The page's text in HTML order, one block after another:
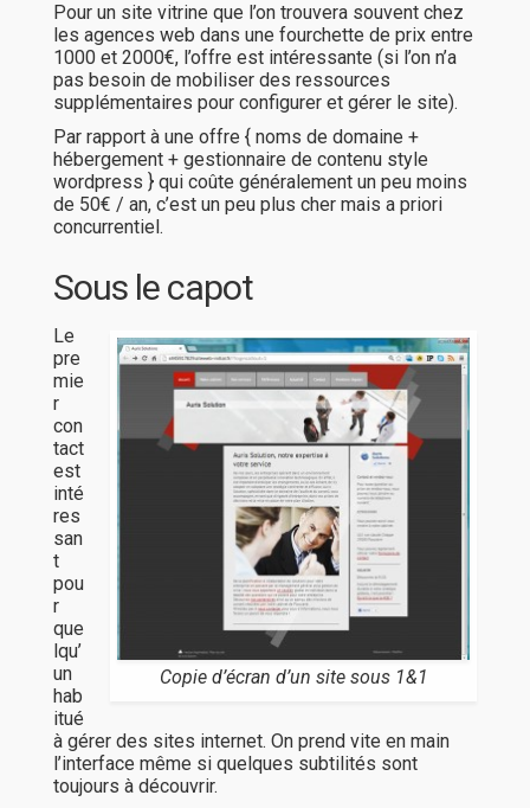
Pour un site vitrine que l’on trouvera souvent chez
les agences web dans une fourchette de prix entre
1000 et 2000€, l’offre est intéressante (si l’on n’a
pas besoin de mobiliser des ressources
supplémentaires pour configurer et gérer le site).
Par rapport à une offre { noms de domaine +
hébergement + gestionnaire de contenu style
wordpress } qui coûte généralement un peu moins
de 50€ / an, c’est un peu plus cher mais a priori
concurrentiel.
Sous le capot
Copie d’écran d’un site sous 1&1
Le
pre
mie
r
con
tact
est
inté
res
san
t
pou
r
que
lqu’
un
hab
itué
à gérer des sites internet. On prend vite en main
l’interface même si quelques subtilités sont
toujours à découvrir.